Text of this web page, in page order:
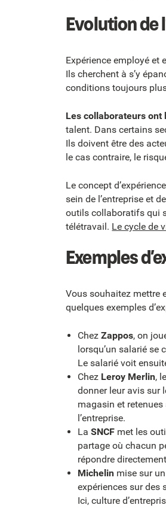
Evolution de
Expérience employé et
Ils cherchent à s’y
conditions toujours
Les collaborateurs ont
talent. Dans certains
Ils doivent être des
le cas contraire, le
Le concept
sein de l’entreprise et
outils collaboratifs qui
télétravail. Le cycle de
Exemples
Vous souhaitez mettre
quelques exemples
Chez Zappos, on
lorsqu’un salarié
Le salarié voit
Chez Leroy Merlin,
donner leur avis sur
magasin et retenues
l’entreprise.
La SNCFmet les
partage où chacun
répondre
Michelinmise sur un
expériences sur des
Ici, culture